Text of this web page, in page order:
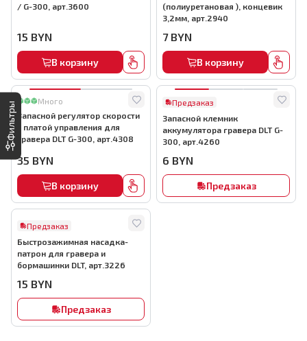
Фильтры
/ G-300, арт.3600
15 BYN
В корзину
(полиуретановая ), концевик
3,2мм, арт.2940
7 BYN
В корзину
Много
Запасной регулятор скорости
с платой управления для
гравера DLT G-300, арт.4308
35 BYN
В корзину
Предзаказ
Запасной клемник
аккумулятора гравера DLT G-
300, арт.4260
6 BYN
Предзаказ
Предзаказ
Быстрозажимная насадка-
патрон для гравера и
бормашинки DLT, арт.3226
15 BYN
Предзаказ